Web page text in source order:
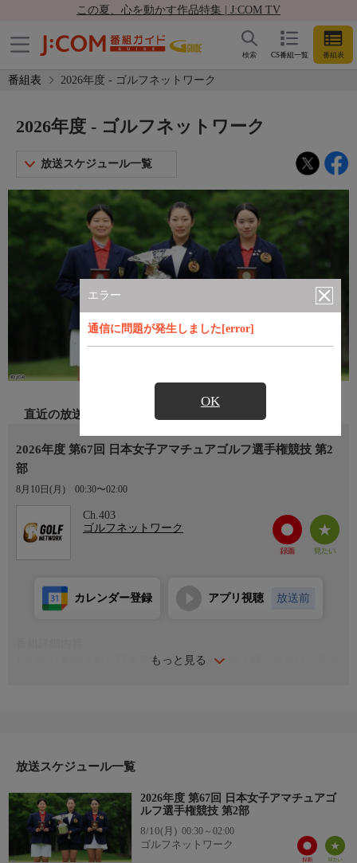
この夏、心を動かす作品特集 | J:COM TV
CS番組一覧 番組表
検索
番組表 2026年度 - ゴルフネットワーク
エラー
通信に問題が発生しました[error]
OK
2026年度 - ゴルフネットワーク
放送スケジュール一覧
直近の放送
2026年度 第67回 日本女子アマチュアゴルフ選手権競技 第2
部
8月10日(月) 00:30〜02:00
Ch.403
ゴルフネットワーク
もっと見る
カレンダー登録 アプリ視聴 放送前
1953年に創始された日本最古の女子ゴルフ個人戦。今年は「北海
放送スケジュール一覧
2026年度 第67回 日本女子アマチュアゴ
ルフ選手権競技 第2部
8/10(月) 00:30～02:00
ゴルフネットワーク